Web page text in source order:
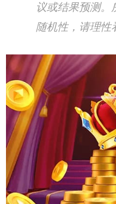
议或结果预测。
随机性，请理性